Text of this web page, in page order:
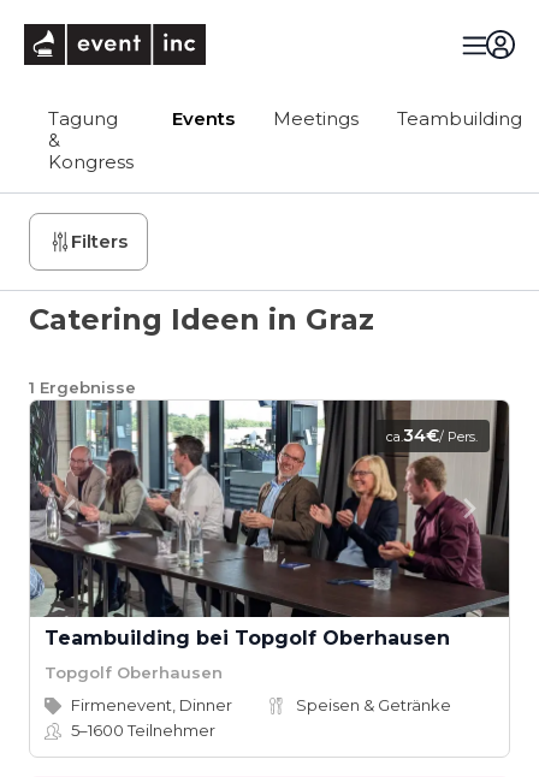
Tagung
&
Kongress
Events Meetings Teambuilding
Filters
Catering Ideen in Graz
1 Ergebnisse
ca.34€/ Pers.
Teambuilding bei Topgolf Oberhausen
Topgolf Oberhausen
Firmenevent, Dinner
Speisen & Getränke
5–1600Teilnehmer